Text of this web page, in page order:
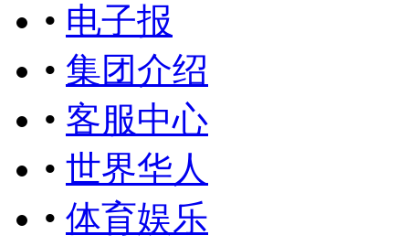
• 电子报
• 集团介绍
• 客服中心
• 世界华人
• 体育娱乐